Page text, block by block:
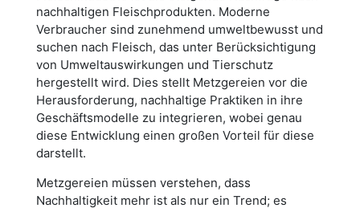
nachhaltigen Fleischprodukten. Moderne
Verbraucher sind zunehmend umweltbewusst und
suchen nach Fleisch, das unter Berücksichtigung
von Umweltauswirkungen und Tierschutz
hergestellt wird. Dies stellt Metzgereien vor die
Herausforderung, nachhaltige Praktiken in ihre
Geschäftsmodelle zu integrieren, wobei genau
diese Entwicklung einen großen Vorteil für diese
darstellt.
Metzgereien müssen verstehen, dass
Nachhaltigkeit mehr ist als nur ein Trend; es